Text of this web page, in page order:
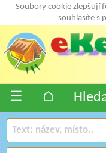
Soubory cookie zlepšují
souhlasíte s
☰ ⌂